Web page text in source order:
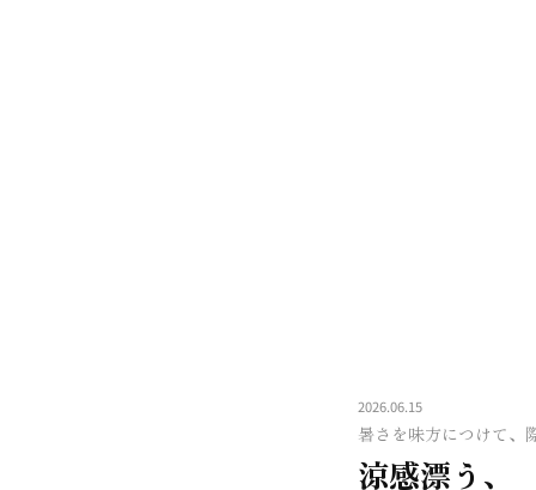
2026.06.15
暑さを味方につけて、
涼感漂う、